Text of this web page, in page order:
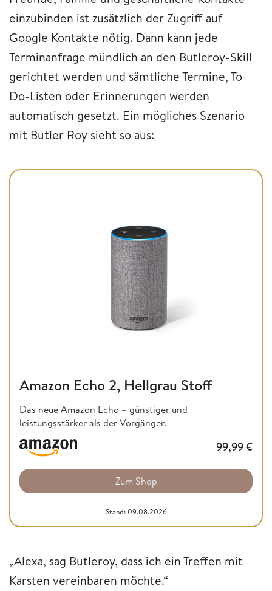
einzubinden ist zusätzlich der Zugriff auf
Google Kontakte nötig. Dann kann jede
Terminanfrage mündlich an den Butleroy-Skill
gerichtet werden und sämtliche Termine, To-
Do-Listen oder Erinnerungen werden
automatisch gesetzt. Ein mögliches Szenario
mit Butler Roy sieht so aus:
Amazon Echo 2, Hellgrau Stoff
Das neue Amazon Echo – günstiger und
leistungsstärker als der Vorgänger.
99,99€
Zum Shop
Stand: 09.08.2026
„Alexa, sag Butleroy, dass ich ein Treffen mit
Karsten vereinbaren möchte.“